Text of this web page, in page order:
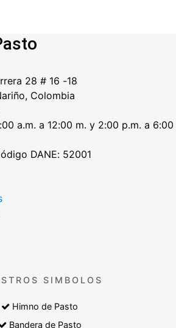
28 # 16 -18
Colombia
a.m. a 12:00 m. y 2:00 p.m. a 6:00
DANE: 52001
SIMBOLOS
Himno de Pasto
Bandera de Pasto